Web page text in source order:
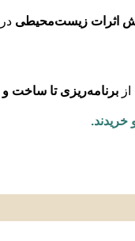
اثرات زیست‌محیطی
برنامه‌ریزی تا ساخت و
خریدند.